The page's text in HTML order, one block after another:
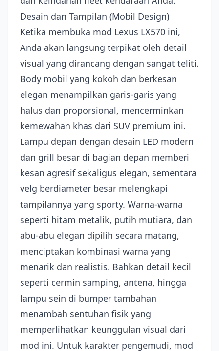
Desain dan Tampilan (Mobil Design)
Ketika membuka mod Lexus LX570 ini,
Anda akan langsung terpikat oleh detail
visual yang dirancang dengan sangat teliti.
Body mobil yang kokoh dan berkesan
elegan menampilkan garis-garis yang
halus dan proporsional, mencerminkan
kemewahan khas dari SUV premium ini.
Lampu depan dengan desain LED modern
dan grill besar di bagian depan memberi
kesan agresif sekaligus elegan, sementara
velg berdiameter besar melengkapi
tampilannya yang sporty. Warna-warna
seperti hitam metalik, putih mutiara, dan
abu-abu elegan dipilih secara matang,
menciptakan kombinasi warna yang
menarik dan realistis. Bahkan detail kecil
seperti cermin samping, antena, hingga
lampu sein di bumper tambahan
menambah sentuhan fisik yang
memperlihatkan keunggulan visual dari
mod ini. Untuk karakter pengemudi, mod